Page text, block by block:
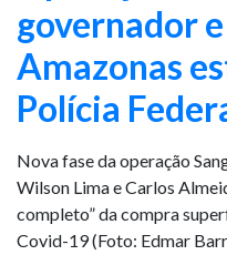
governador
Amazonas
Polícia
Nova fase da operação
Wilson Lima e Carlos
completo” da compra
Covid-19 (Foto: Edmar